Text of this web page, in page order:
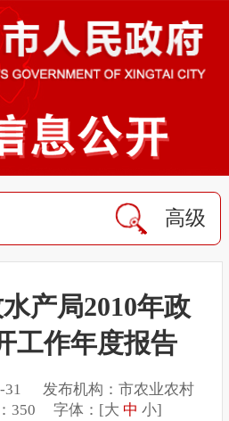
高级
产局2010年政
工作年度报告
31 发布机构：市农业农村
350 字体：[大 中 小]